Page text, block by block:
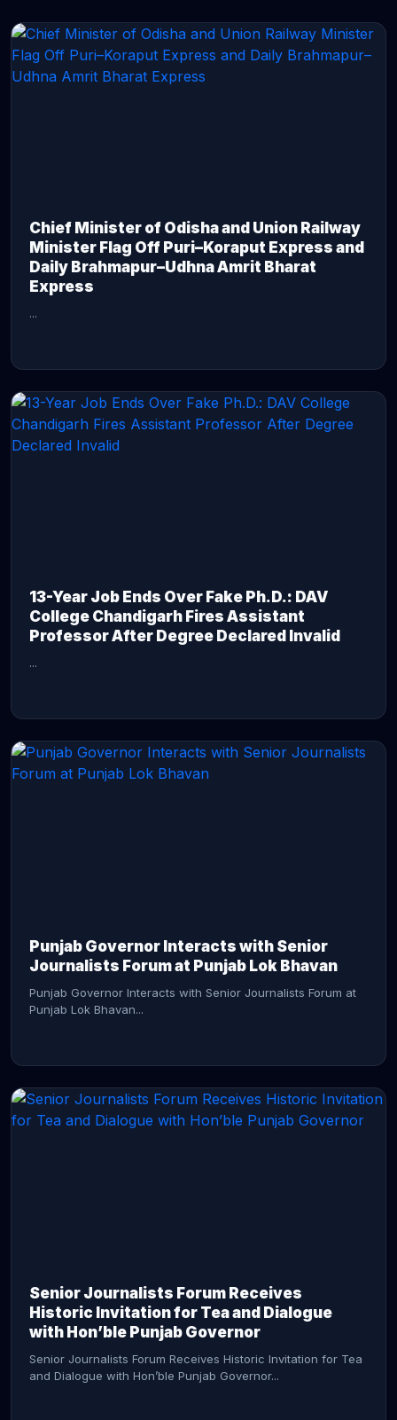
Chief Minister of Odisha and Union Railway
Minister Flag Off Puri–Koraput Express and
Daily Brahmapur–Udhna Amrit Bharat
Express
...
13-Year Job Ends Over Fake Ph.D.: DAV
College Chandigarh Fires Assistant
Professor After Degree Declared Invalid
...
Punjab Governor Interacts with Senior
Journalists Forum at Punjab Lok Bhavan
Punjab Governor Interacts with Senior Journalists Forum at
Punjab Lok Bhavan...
Senior Journalists Forum Receives
Historic Invitation for Tea and Dialogue
with Hon’ble Punjab Governor
Senior Journalists Forum Receives Historic Invitation for Tea
and Dialogue with Hon’ble Punjab Governor...